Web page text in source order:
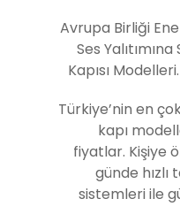
Avrupa Birliği
Ses
Kapısı
Türkiye’nin en
kapı
fiyatlar. Kişiye
günde
sistemleri ile